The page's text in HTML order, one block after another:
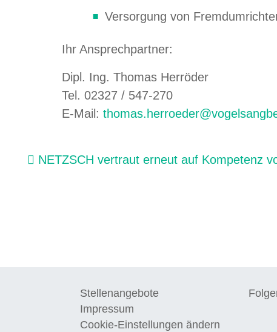
Versorgung von
Ihr Ansprechpartner:
Dipl. Ing. Thomas Herröder
Tel. 02327 / 547-270
E-Mail:
Beitragsnavigation
NETZSCH vertraut erneut auf Kompetenz
Stellenangebote
Impressum
Cookie-Einstellungen ändern